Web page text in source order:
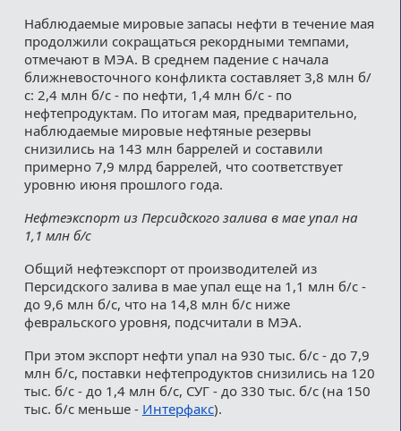
Наблюдаемые мировые запасы нефти в течение мая
продолжили сокращаться рекордными темпами,
отмечают в МЭА. В среднем падение с начала
ближневосточного конфликта составляет 3,8 млн б/
с: 2,4 млн б/с - по нефти, 1,4 млн б/с - по
нефтепродуктам. По итогам мая, предварительно,
наблюдаемые мировые нефтяные резервы
снизились на 143 млн баррелей и составили
примерно 7,9 млрд баррелей, что соответствует
уровню июня прошлого года.
Нефтеэкспорт из Персидского залива в мае упал на
1,1 млн б/с
Общий нефтеэкспорт от производителей из
Персидского залива в мае упал еще на 1,1 млн б/с -
до 9,6 млн б/с, что на 14,8 млн б/с ниже
февральского уровня, подсчитали в МЭА.
При этом экспорт нефти упал на 930 тыс. б/с - до 7,9
млн б/с, поставки нефтепродуктов снизились на 120
тыс. б/с - до 1,4 млн б/с, СУГ - до 330 тыс. б/с (на 150
тыс. б/с меньше - Интерфакс).